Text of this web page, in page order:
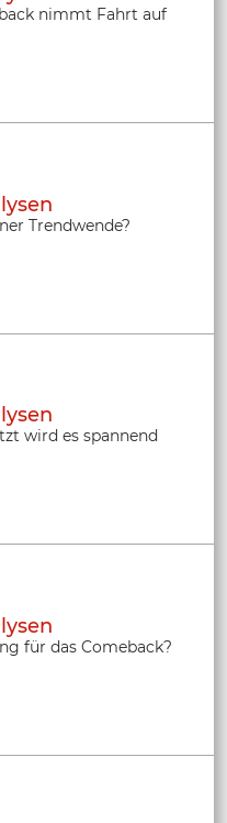
nimmt Fahrt auf
Trendwende?
wird es spannend
für das Comeback?